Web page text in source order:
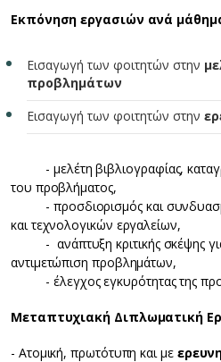
Εκπόνηση εργασιών ανά
Εισαγωγή των φοιτητών στην
προβλημάτων
Εισαγωγή των φοιτητών στην
- μελέτη βιβλιογραφίας,
του προβλήματος,
- προσδιορισμός και
και τεχνολογικών εργαλείων,
- ανάπτυξη κριτικής σκέψης
αντιμετώπιση προβλημάτων,
- έλεγχος εγκυρότητας της
Μεταπτυχιακή Διπλωματική
- Ατομική, πρωτότυπη και με